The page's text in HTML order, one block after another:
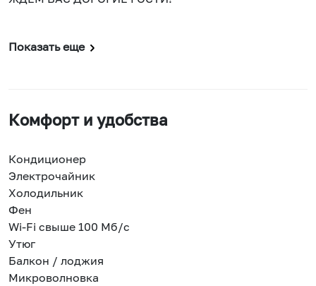
Показать еще
Комфорт и удобства
Кондиционер
Электрочайник
Холодильник
Фен
Wi-Fi свыше 100 Мб/с
Утюг
Балкон / лоджия
Микроволновка